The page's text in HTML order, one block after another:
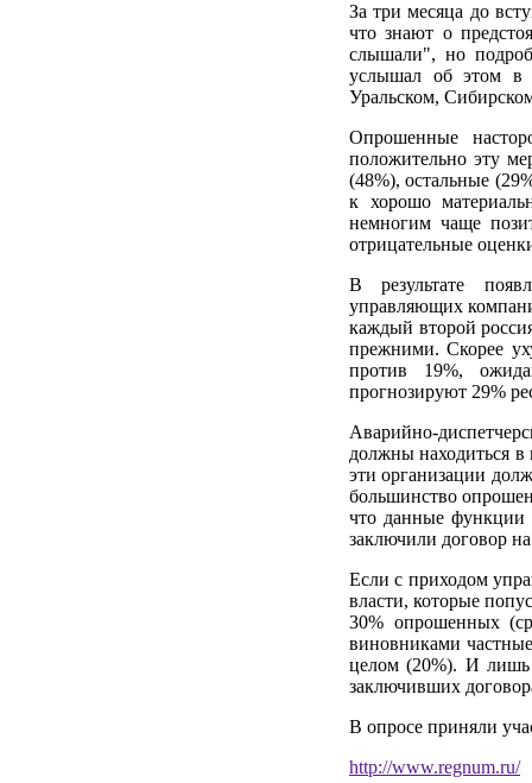
За три месяца до
что знают о
слышали", но
услышал об этом в
Уральском,
Опрошенные
положительно эту
(48%), остальные
к хорошо
немногим чаще
отрицательные
В результате
управляющих
каждый второй
прежними. Скорее
против 19%,
прогнозируют 29%
Аварийно-
должны находиться
эти организации
большинство
что данные функции
заключили договор
Если с приходом
власти, которые
30% опрошенных
виновниками
целом (20%). И лишь
заключивших
В опросе приняли
http://www.regnum.ru/